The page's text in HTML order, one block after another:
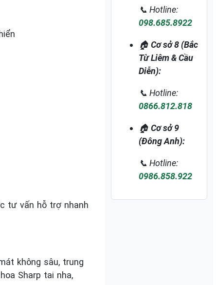
tư vấn hỗ trợ nhanh
không sâu, trung
Sharp tai nha,
📞 Hotline:
098.685.8922
🏠 Cơ sở 8 (Bắc
Từ Liêm & Cầu
Diễn):
📞 Hotline:
0866.812.818
🏠 Cơ sở 9
(Đông Anh):
📞 Hotline:
0986.858.922